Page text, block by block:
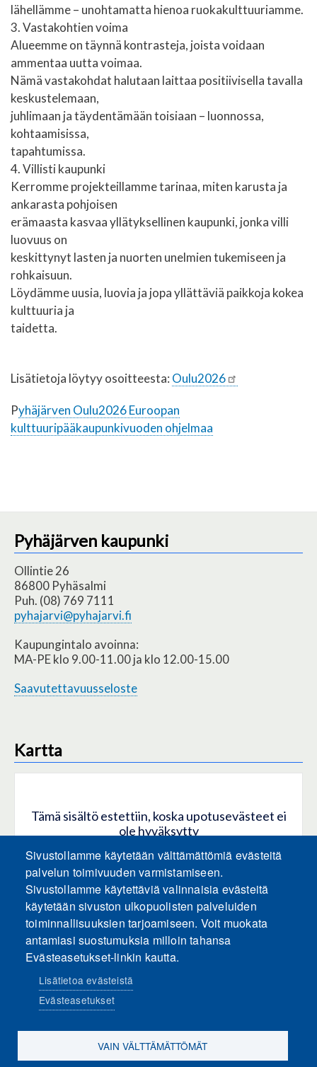
lähellämme – unohtamatta hienoa ruokakulttuuriamme.
3. Vastakohtien voima
Alueemme on täynnä kontrasteja, joista voidaan
ammentaa uutta voimaa.
Nämä vastakohdat halutaan laittaa positiivisella tavalla
keskustelemaan,
juhlimaan ja täydentämään toisiaan – luonnossa,
kohtaamisissa,
tapahtumissa.
4. Villisti kaupunki
Kerromme projekteillamme tarinaa, miten karusta ja
ankarasta pohjoisen
erämaasta kasvaa yllätyksellinen kaupunki, jonka villi
luovuus on
keskittynyt lasten ja nuorten unelmien tukemiseen ja
rohkaisuun.
Löydämme uusia, luovia ja jopa yllättäviä paikkoja kokea
kulttuuria ja
taidetta.
Lisätietoja löytyy osoitteesta: Oulu2026
Pyhäjärven Oulu2026 Euroopan
kulttuuripääkaupunkivuoden ohjelmaa
Pyhäjärven kaupunki
Ollintie 26
86800 Pyhäsalmi
Puh. (08) 769 7111
pyhajarvi@pyhajarvi.fi
Kaupungintalo avoinna:
MA-PE klo 9.00-11.00 ja klo 12.00-15.00
Saavutettavuusseloste
Kartta
Tämä sisältö estettiin, koska upotusevästeet ei
ole hyväksytty
HYVÄKSY KAIKKI EVÄSTEET
Hyväksy vain upotusevästeet
Sosiaalinen media
Sivustollamme käytetään välttämättömiä evästeitä
palvelun toimivuuden varmistamiseen.
Sivustollamme käytettäviä valinnaisia evästeitä
käytetään sivuston ulkopuolisten palveluiden
toiminnallisuuksien tarjoamiseen. Voit muokata
antamiasi suostumuksia milloin tahansa
Evästeasetukset-linkin kautta.
Lisätietoa evästeistä
Evästeasetukset
VAIN VÄLTTÄMÄTTÖMÄT